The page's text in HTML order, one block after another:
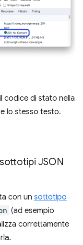
codice di stato nella
lo stesso testo.
JSON
con un sottotipo
(ad esempio
correttamente